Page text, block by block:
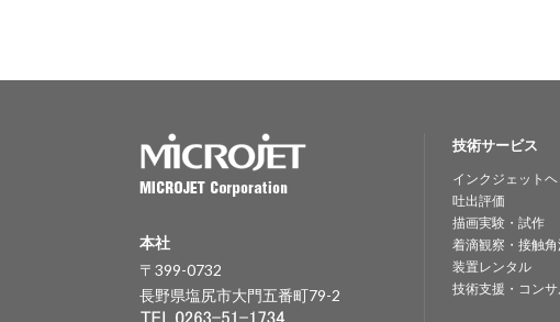
本社
〒399-0732
長野県塩尻市大門五番町79-2
技術サービス
インクジェット
吐出評価
描画実験・試作
着滴観察・接触角
装置レンタル
技術支援・コン